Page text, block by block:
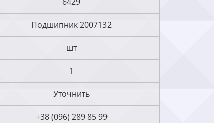
Подшипник 2007132
шт
1
Уточнить
+38 (096) 289 85 99